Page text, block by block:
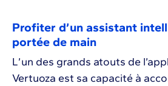
Profiter d’un assistant
portée de main
L’un des grands atouts de
Vertuoza est sa capacité à